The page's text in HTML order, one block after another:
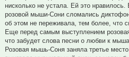
нисколько не устала. Ей это
розовой мыши-Сони сломались
об этом не переживала, тем более, что
Еще перед самым выступлением
что забудет слова песни о любви к
Розовая мышь-Соня заняла третье